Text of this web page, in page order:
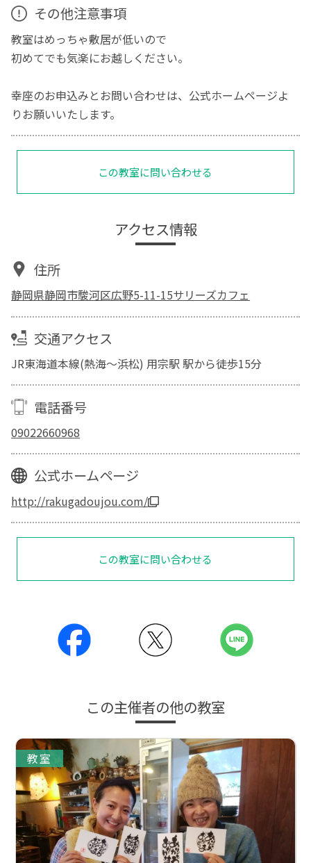
その他注意事項
教室はめっちゃ敷居が低いので
初めてでも気楽にお越しください。
幸座のお申込みとお問い合わせは、公式ホームページよ
りお願いいたします。
この教室に問い合わせる
アクセス情報
住所
静岡県静岡市駿河区広野5-11-15サリーズカフェ
交通アクセス
JR東海道本線(熱海～浜松) 用宗駅 駅から徒歩15分
電話番号
09022660968
公式ホームページ
http://rakugadoujou.com/
この教室に問い合わせる
この主催者の他の教室
教室